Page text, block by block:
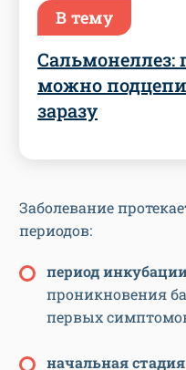
В тему
Сальмонеллез:
можно
заразу
Заболевание
периодов:
период
проникновения
первых
начальная стадия